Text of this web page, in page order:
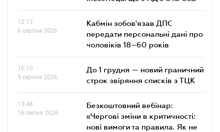
12.12
6 серпня 2026
Кабмін зобов'язав ДПС
передати персональні дані про
чоловіків 18–60 років
10.10
5 серпня 2026
До 1 грудня — новий граничний
строк звіряння списків з ТЦК
13.48
16 липня 2026
Безкоштовний вебінар:
«Чергові зміни в критичності:
нові вимоги та правила. Як не